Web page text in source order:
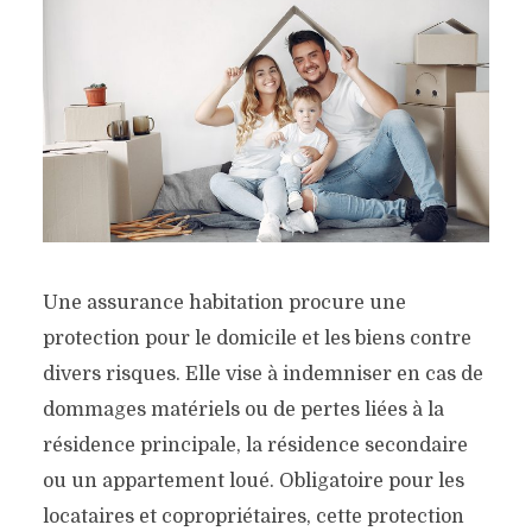
Une assurance habitation procure une
protection pour le domicile et les biens contre
divers risques. Elle vise à indemniser en cas de
dommages matériels ou de pertes liées à la
résidence principale, la résidence secondaire
ou un appartement loué. Obligatoire pour les
locataires et copropriétaires, cette protection